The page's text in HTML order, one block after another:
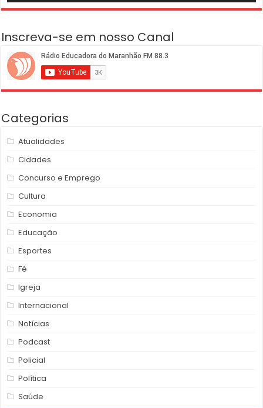
Inscreva-se em nosso Canal
Categorias
Atualidades
Cidades
Concurso e Emprego
Cultura
Economia
Educação
Esportes
Fé
Igreja
Internacional
Notícias
Podcast
Policial
Política
Saúde